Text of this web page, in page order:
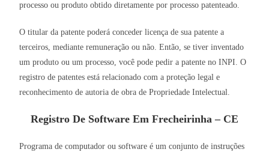
processo ou produto obtido diretamente por processo patenteado.
O titular da patente poderá conceder licença de sua patente a
terceiros, mediante remuneração ou não. Então, se tiver inventado
um produto ou um processo, você pode pedir a patente no INPI. O
registro de patentes está relacionado com a proteção legal e
reconhecimento de autoria de obra de Propriedade Intelectual.
Registro De Software Em Frecheirinha – CE
Programa de computador ou software é um conjunto de instruções